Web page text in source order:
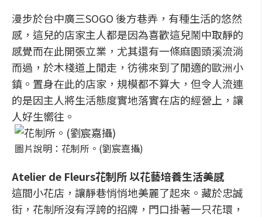
漫步於台中廣三SOGO 後方巷弄，有種生活的悠然
感，這兒的店家主人都是因為喜歡這兒鬧中取靜的
感覺而在此開張立業，尤其還有一條麻園頭溪流淌
而過，於木棧道上閒走，彷彿來到了閒適的歐洲小
鎮。置身在此的店家，規模都不算大，但令人流連
的是因主人將生活態度實地落實在店的經營上，讓
人好生嚮往。
圖片說明：花制所。(劉宸嘉攝)
Atelier de Fleurs花制所 以花藝培養生活美感
這間小花店，讓靜巷悄悄地美麗了起來。藏於忠誠
街，花制所沒有浮誇的招牌，門口掛著一只花環，